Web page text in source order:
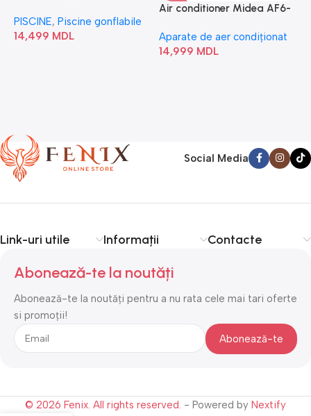
Bubble” 28446
PISCINE, Piscine gonflabile
14,499 MDL
Air conditioner Midea AF6-
Aparate de aer condiționat
14,999 MDL
Social Media
Link-uri utile Informații Contacte
Abonează-te la noutăți
Abonează-te la noutăți pentru a nu rata cele mai tari oferte
si promoții!
© 2026 Fenix. All rights reserved. - Powered by Nextify